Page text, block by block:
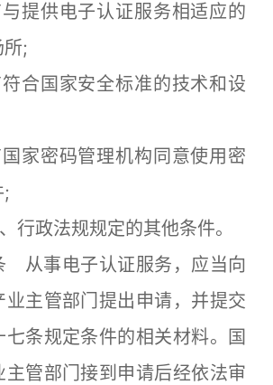
供电子认证服务相适应的
;
国家安全标准的技术和设
密码管理机构同意使用密
政法规规定的其他条件。
事电子认证服务，应当向
业主管部门提出申请，并提交
七条规定条件的相关材料。国
主管部门接到申请后经依法审